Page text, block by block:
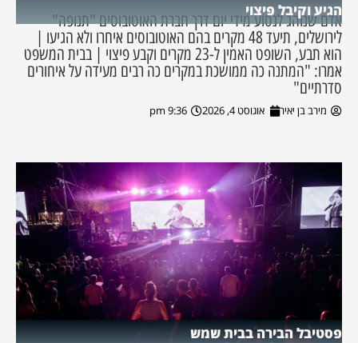
הגיע וקיבל פיצוי
אדם שנוהג לנסוע מידי יום דרך חברת האוטובוסים "תנופה"
לירושלים, תיעד 48 מקרים בהם האוטובוסים איחרו ולא הגיעו |
הוא תבע, השופט האמין ל-23 מקרים וקבע פיצוי | בבית המשפט
אמרו: "המתנה כה ממושכת במקרים כה רבים מעידה על איחורים
סדרתיים"
מירב בן יאיר אוגוסט 4, 2026 9:36 pm
פסטיבל הבירה בבית שמש